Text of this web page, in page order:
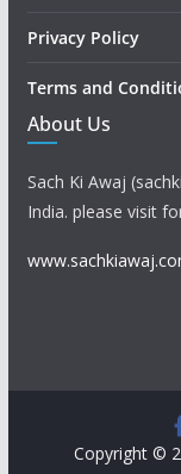
Privacy Policy
Terms and
About Us
Sach Ki Awaj
India. please visit
Copyright ©